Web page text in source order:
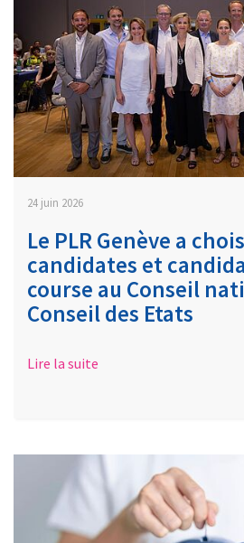
24 juin 2026
Le PLR Genève a
candidates et
course au Conseil
Conseil des Etats
Lire la suite